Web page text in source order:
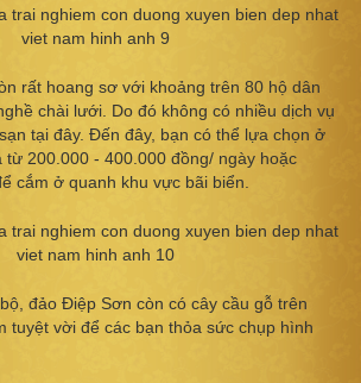
rất hoang sơ với khoảng trên 80 hộ dân
chài lưới. Do đó không có nhiều dịch vụ
tại đây. Đến đây, bạn có thể lựa chọn ở
từ 200.000 - 400.000 đồng/ ngày hoặc
cắm ở quanh khu vực bãi biển.
đảo Điệp Sơn còn có cây cầu gỗ trên
tuyệt vời để các bạn thỏa sức chụp hình